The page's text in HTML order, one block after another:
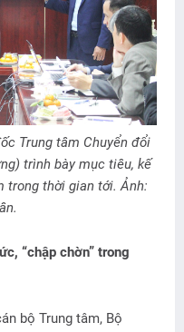
Trung tâm Chuyển đổi
trình bày mục tiêu, kế
trong thời gian tới. Ảnh:
“chập chờn” trong
bộ Trung tâm, Bộ